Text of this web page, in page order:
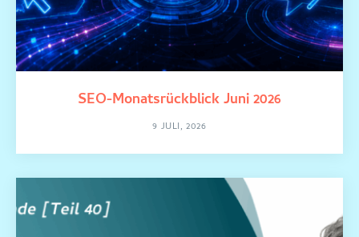
SEO-Monatsrückblick Juni 2026
9 JULI, 2026